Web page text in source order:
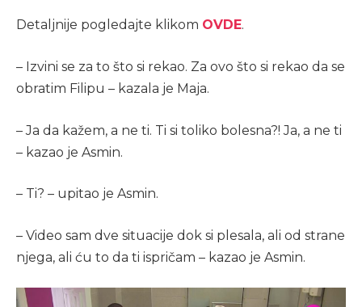
Detaljnije pogledajte klikom OVDE.
– Izvini se za to što si rekao. Za ovo što si rekao da se
obratim Filipu – kazala je Maja.
– Ja da kažem, a ne ti. Ti si toliko bolesna?! Ja, a ne ti
– kazao je Asmin.
– Ti? – upitao je Asmin.
– Video sam dve situacije dok si plesala, ali od strane
njega, ali ću to da ti ispričam – kazao je Asmin.